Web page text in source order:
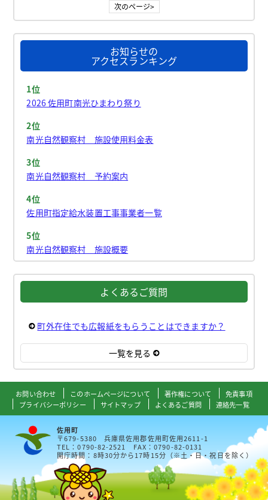
次のページ>
お知らせの
アクセスランキング
1位
2026 佐用町南光ひまわり祭り
2位
南光自然観察村 施設使用料金表
3位
南光自然観察村 予約案内
4位
佐用町指定給水装置工事事業者一覧
5位
南光自然観察村 施設概要
よくあるご質問
町外在住でも広報紙をもらうことはできますか？
一覧を見る
お問い合わせ このホームページについて 著作権について
免責事項
プライバシーポリシー
サイトマップ よくあるご質問 連絡先一覧
佐用町
〒679-5380 兵庫県佐用郡佐用町佐用2611-1
TEL：0790-82-2521 FAX：0790-82-0131
開庁時間：8時30分から17時15分（※土・日・祝日を除く）